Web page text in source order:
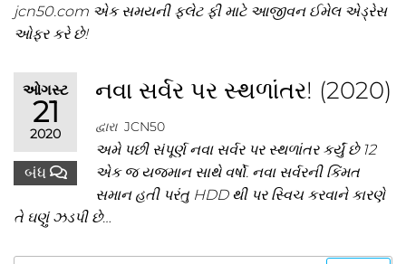
jcn50.com એક સમયની ફ્લેટ ફી માટે આજીવન ઈમેલ એડ્રેસ
ઓફર કરે છે!
ઓગસ્ટ
21
2020
બંધ
નવા સર્વર પર સ્થળાંતર! (2020)
દ્વારા JCN50
અમે પછી સંપૂર્ણ નવા સર્વર પર સ્થળાંતર કર્યું છે 12
એક જ યજમાન સાથે વર્ષો. નવા સર્વરની કિંમત
સમાન હતી પરંતુ HDD થી પર સ્વિચ કરવાને કારણે
તે ઘણું ઝડપી છે…